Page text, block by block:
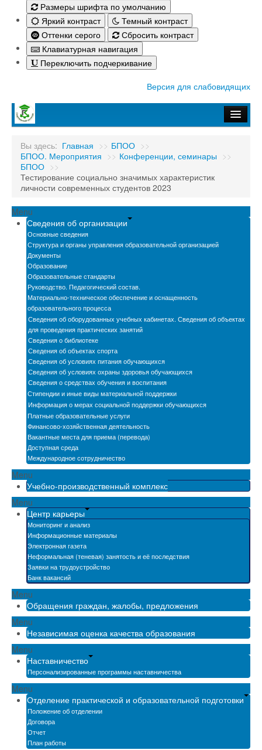
Размеры шрифта по умолчанию
Яркий контраст
Темный контраст
Оттенки серого
Сбросить контраст
Клавиатурная навигация
Переключить подчеркивание
Версия для слабовидящих
Абитуриенту-2026
Студенту
Бассейн
Автошкола
Мастерские
Обратная связь
БПОО
Карта сайта
Электронная информационно-образовательная
среда
Снижение бюрократической нагрузки на
педагогических работников
Вы здесь: Главная >> БПОО >>
БПОО. Мероприятия >> Конференции, семинары >>
БПОО >>
Тестирование социально значимых характеристик
личности современных студентов 2023
Menu
Сведения об организации
Основные сведения
Структура и органы управления образовательной организацией
Документы
Образование
Образовательные стандарты
Руководство. Педагогический состав.
Материально-техническое обеспечение и оснащенность
образовательного процесса
Сведения об оборудованных учебных кабинетах. Сведения об объектах
для проведения практических занятий
Сведения о библиотеке
Сведения об объектах спорта
Сведения об условиях питания обучающихся
Сведения об условиях охраны здоровья обучающихся
Сведения о средствах обучения и воспитания
Стипендии и иные виды материальной поддержки
Информация о мерах социальной поддержки обучающихся
Платные образовательные услуги
Финансово-хозяйственная деятельность
Вакантные места для приема (перевода)
Доступная среда
Международное сотрудничество
Menu
Учебно-производственный комплекс
Menu
Центр карьеры
Мониторинг и анализ
Информационные материалы
Электронная газета
Неформальная (теневая) занятость и её последствия
Заявки на трудоустройство
Банк вакансий
Menu
Обращения граждан, жалобы, предложения
Menu
Независимая оценка качества образования
Menu
Наставничество
Персонализированные программы наставничества
Menu
Отделение практической и образовательной подготовки
Положение об отделении
Договора
Отчет
План работы